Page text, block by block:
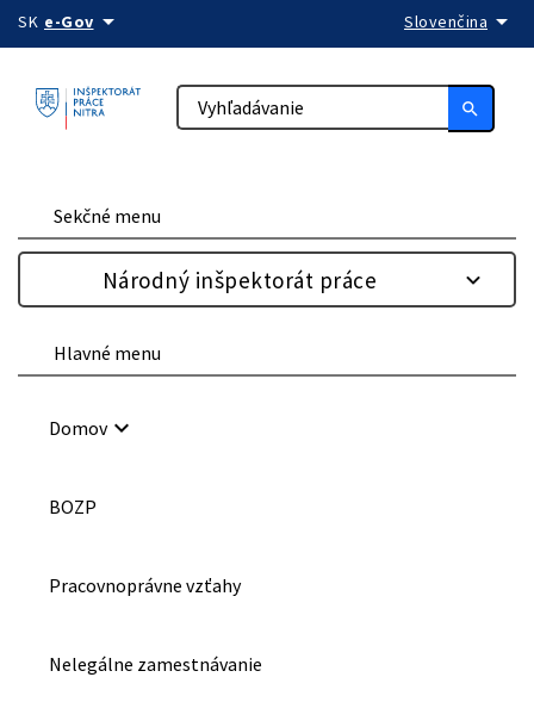
Preskočiť na obsah
SK e-Govarrow_drop_down Slovenčina arrow_drop_down
search
Sekčné menu
Národný inšpektorát práce
Hlavné menu
Domovkeyboard_arrow_down
BOZP
Pracovnoprávne vzťahy
Nelegálne zamestnávanie